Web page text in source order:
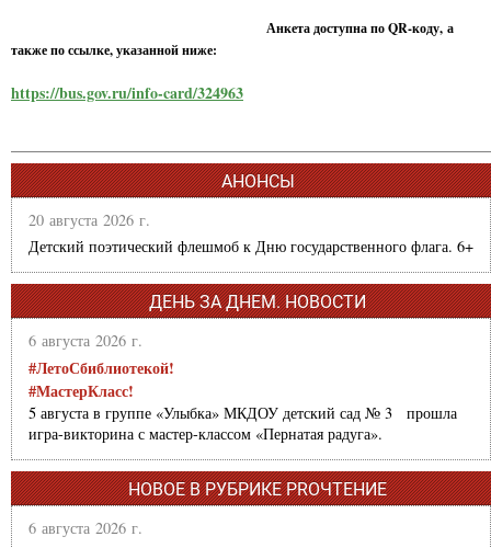
Анкета доступна по QR-коду, а
также по ссылке, указанной ниже:
https://bus.gov.ru/info-card/324963
АНОНСЫ
20 августа 2026 г.
Детский поэтический флешмоб к Дню государственного флага. 6+
ДЕНЬ ЗА ДНЕМ. НОВОСТИ
6 августа 2026 г.
#ЛетоСбиблиотекой!
#МастерКласс!
5 августа в группе «Улыбка» МКДОУ детский сад № 3 прошла
игра-викторина с мастер-классом «Пернатая радуга».
НОВОЕ В РУБРИКЕ PROЧТЕНИЕ
6 августа 2026 г.